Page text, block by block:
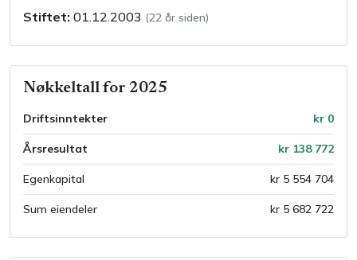
Stiftet: 01.12.2003 (22 år siden)
Nøkkeltall for 2025
Driftsinntekter kr 0
Årsresultat kr 138 772
Egenkapital kr 5 554 704
Sum eiendeler kr 5 682 722